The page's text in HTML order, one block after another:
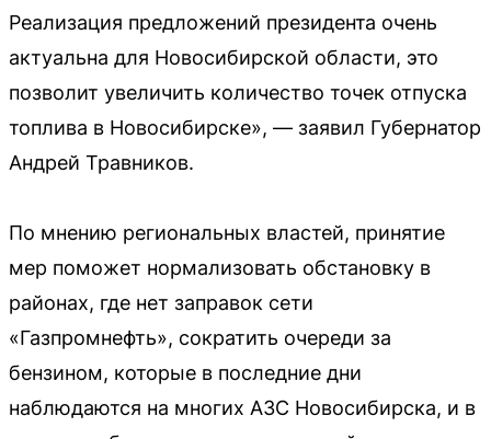
Реализация предложений президента очень
актуальна для Новосибирской области, это
позволит увеличить количество точек отпуска
топлива в Новосибирске», — заявил Губернатор
Андрей Травников.
По мнению региональных властей, принятие
мер поможет нормализовать обстановку в
районах, где нет заправок сети
«Газпромнефть», сократить очереди за
бензином, которые в последние дни
наблюдаются на многих АЗС Новосибирска, и в